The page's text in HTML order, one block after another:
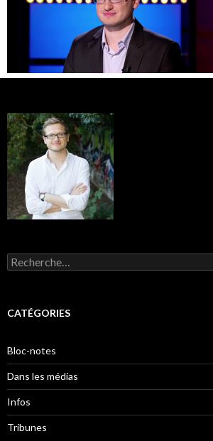
Rechercher :
CATÉGORIES
Bloc-notes
Dans les médias
Infos
Tribunes